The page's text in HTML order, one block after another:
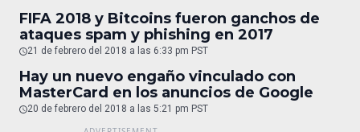
FIFA 2018 y Bitcoins fueron ganchos de
ataques spam y phishing en 2017
21 de febrero del 2018 a las 6:33 pm PST
Hay un nuevo engaño vinculado con
MasterCard en los anuncios de Google
20 de febrero del 2018 a las 5:21 pm PST